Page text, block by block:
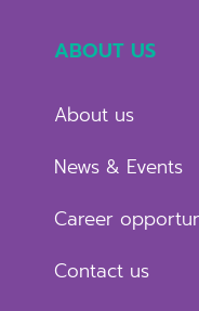
ABOUT US
About us
News & Events
Career
Contact us